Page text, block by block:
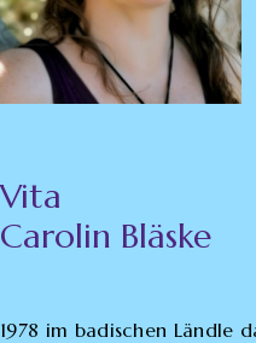
Vita
Carolin Bläske
1978 im badischen Ländle